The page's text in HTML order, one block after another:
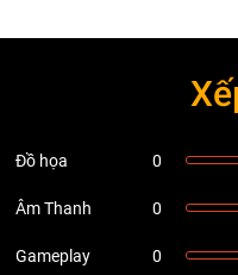
Đồ họa 0
Âm Thanh 0
Gameplay 0